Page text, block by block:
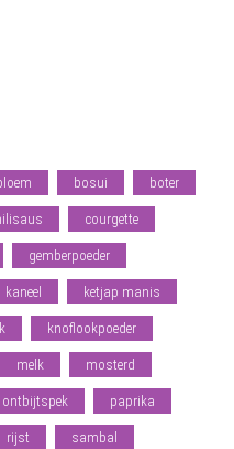
bosui boter
courgette
gemberpoeder
kaneel ketjap manis
knoflookpoeder
melk mosterd
ontbijtspek paprika
rijst sambal